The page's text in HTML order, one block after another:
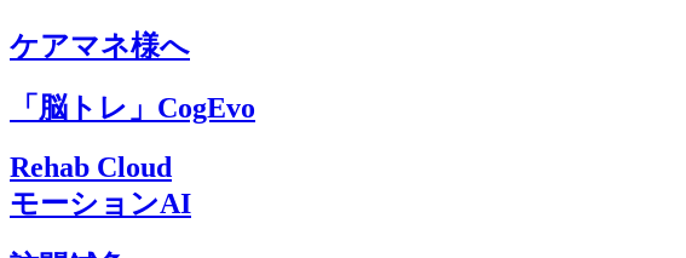
ケアマネ様へ
「脳トレ」CogEvo
Rehab Cloud
モーションAI